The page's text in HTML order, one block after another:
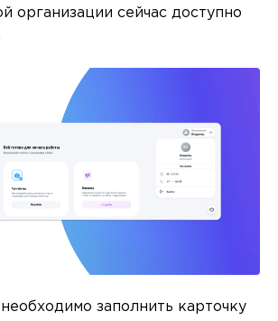
организации сейчас доступно
заполнить карточку